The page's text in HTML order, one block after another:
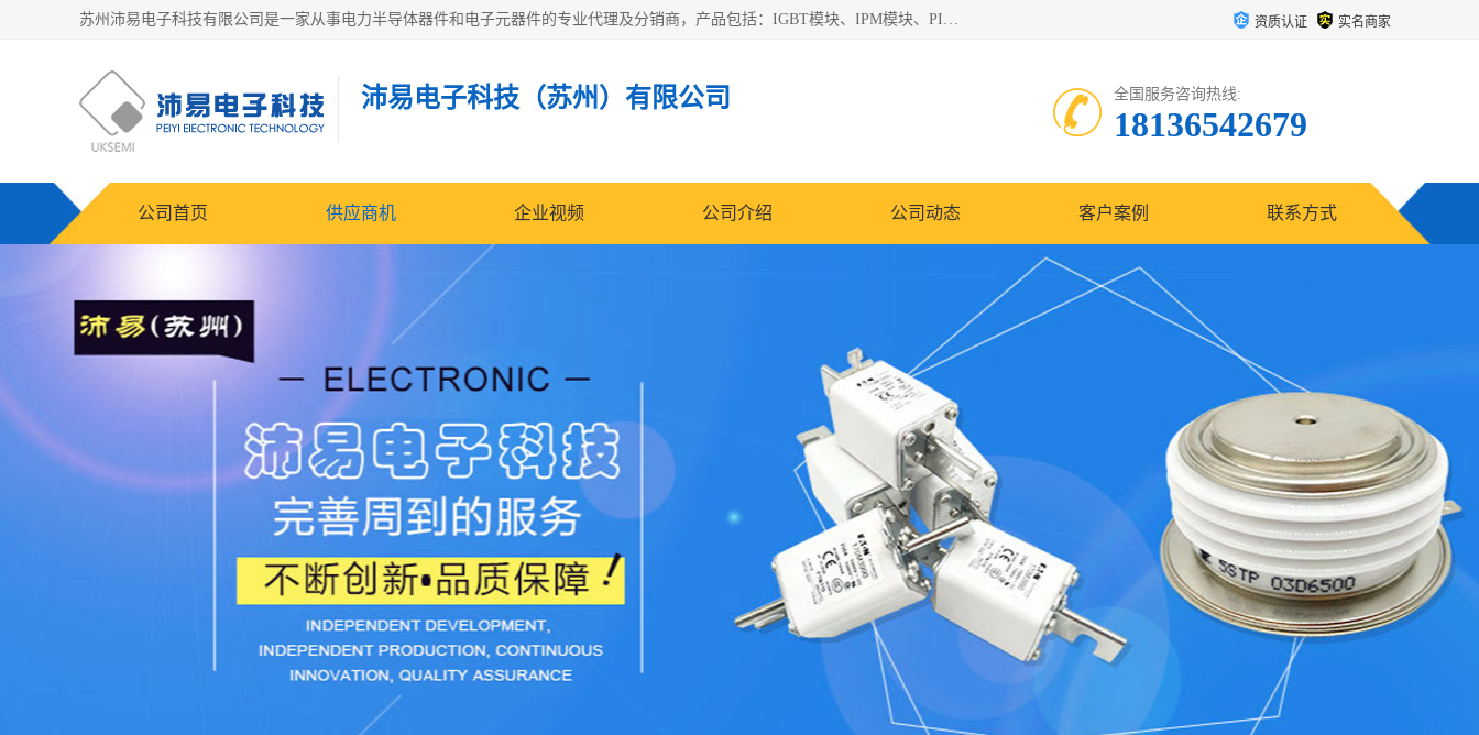
苏州沛易电子科技有限公司是一家从事电力半导体器件和电子元器件的专业代理及分销商，产品包括：IGBT模块、IPM模块、PIM模块、二极管、三极管、可控硅、整流桥、IGBT单管、IGBT电路驱动板、GTR达林顿模块、快恢复二极管、肖特基二极管、熔断器、IC集成电路、快速熔断器等。 资质认证 实名商家
沛易电子科技（苏州）有限公司 全国服务咨询热线:
18136542679
公司首页 供应商机 企业视频 公司介绍 公司动态 客户案例 联系方式